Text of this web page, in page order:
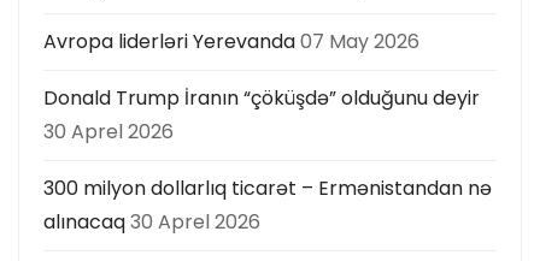
Avropa liderləri Yerevanda07 May 2026
Donald Trump İranın “çöküşdə” olduğunu deyir
30 Aprel 2026
300 milyon dollarlıq ticarət – Ermənistandan nə
alınacaq30 Aprel 2026